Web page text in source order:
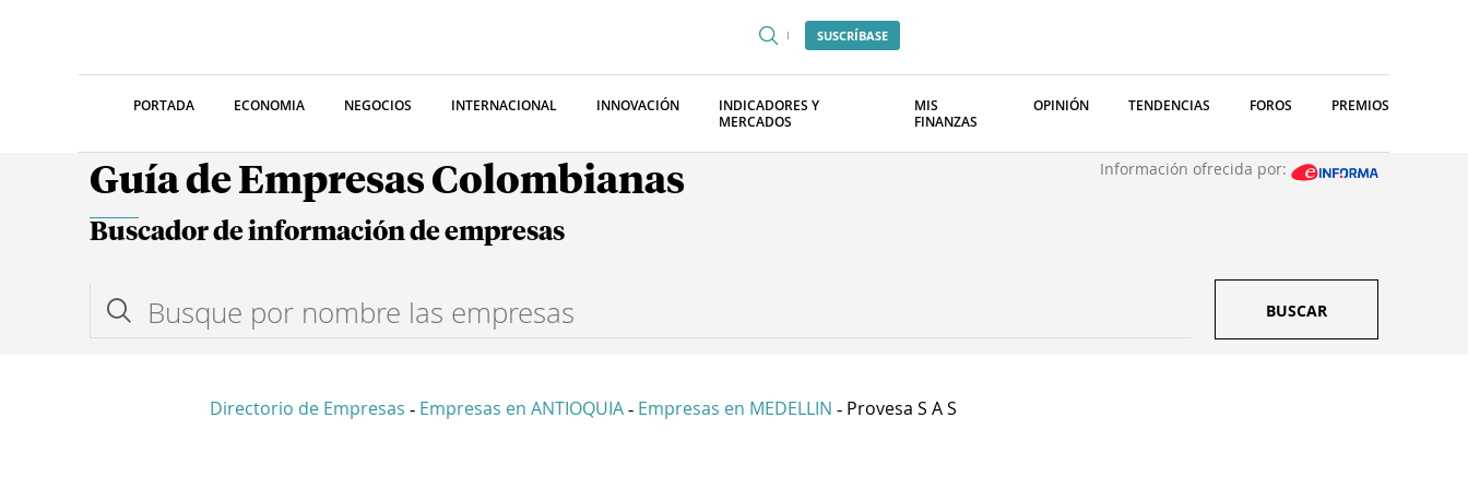
SUSCRÍBASE
PORTADA ECONOMIA NEGOCIOS INTERNACIONAL INNOVACIÓN
INDICADORES Y
MERCADOS
MIS
FINANZAS
OPINIÓN TENDENCIAS FOROS PREMIOS
Guía de Empresas Colombianas Información ofrecida por:
Buscador de información de empresas
BUSCAR
Directorio de Empresas - Empresas en ANTIOQUIA - Empresas en MEDELLIN - Provesa S A S